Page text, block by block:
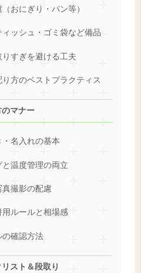
おにぎり・パン等）
ッシュ・ゴミ袋など備品
すぎを避ける工夫
方のベストプラクティス
マナー
名入れの基本
温度管理の両立
撮影の配慮
ルールと相場感
の確認方法
スト＆段取り